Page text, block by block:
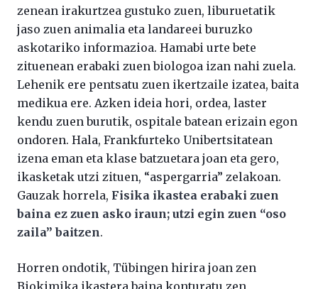
zenean irakurtzea gustuko zuen, liburuetatik
jaso zuen animalia eta landareei buruzko
askotariko informazioa. Hamabi urte bete
zituenean erabaki zuen biologoa izan nahi zuela.
Lehenik ere pentsatu zuen ikertzaile izatea, baita
medikua ere. Azken ideia hori, ordea, laster
kendu zuen burutik, ospitale batean erizain egon
ondoren. Hala, Frankfurteko Unibertsitatean
izena eman eta klase batzuetara joan eta gero,
ikasketak utzi zituen, “aspergarria” zelakoan.
Gauzak horrela, Fisika ikastea erabaki zuen
baina ez zuen asko iraun; utzi egin zuen “oso
zaila” baitzen.
Horren ondotik, Tübingen hirira joan zen
Biokimika ikastera baina konturatu zen